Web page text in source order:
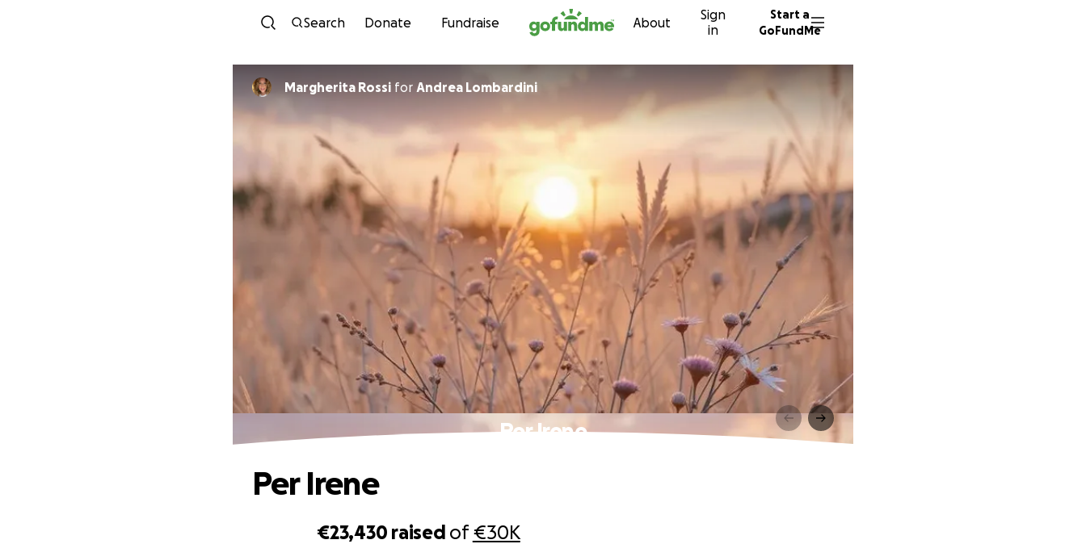
Skip to content
Search Donate Fundraise About
Sign
in
Start a
GoFundMe
Margherita Rossi for Andrea Lombardini
Per Irene
€23,430 raised of€30K
Per Irene